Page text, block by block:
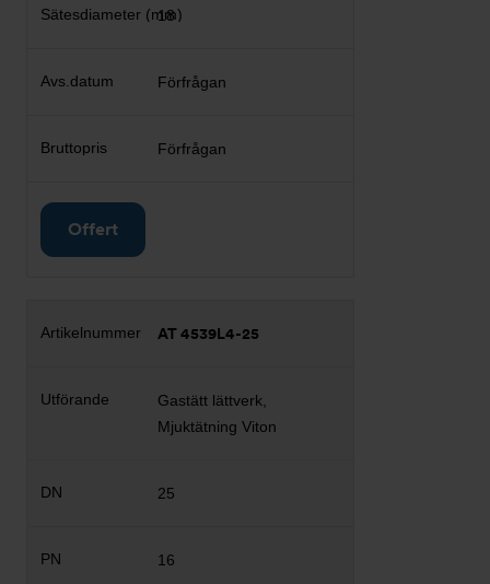
18
Förfrågan
Förfrågan
Offert
AT 4539L4-25
Gastätt lättverk,
Mjuktätning Viton
25
16